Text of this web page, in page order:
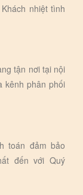
nhiệt tình
tận nơi tại nội
kênh phân phối
toán đảm bảo
đến với Quý